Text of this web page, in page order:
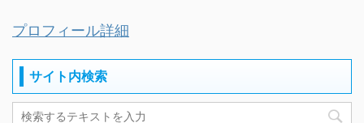
プロフィール詳細
サイト内検索